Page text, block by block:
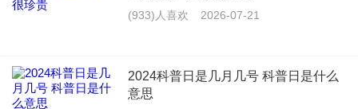
(933)人喜欢 2026-07-21
2024科普日是几月几号 科普日是什么
意思